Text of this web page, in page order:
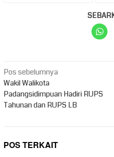
Navigasi
pos
Pos sebelumnya
Wakil Walikota
Padangsidimpuan Hadiri RUPS
Tahunan dan RUPS LB
POS TERKAIT